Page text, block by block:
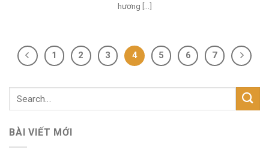
hương [...]
1 2 3 4 5 6 7
BÀI VIẾT MỚI